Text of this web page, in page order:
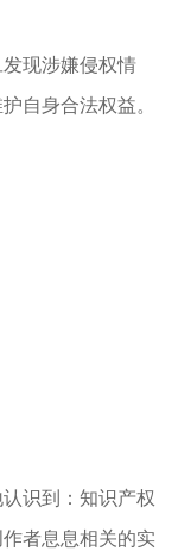
现涉嫌侵权情
自身合法权益。
识到：知识产权
者息息相关的实